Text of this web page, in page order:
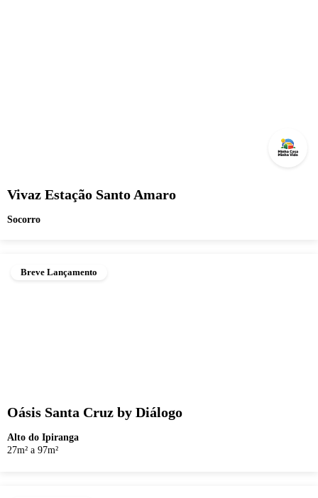
Vivaz Estação Santo Amaro
Socorro
Breve Lançamento
Oásis Santa Cruz by Diálogo
Alto do Ipiranga
27m² a 97m²